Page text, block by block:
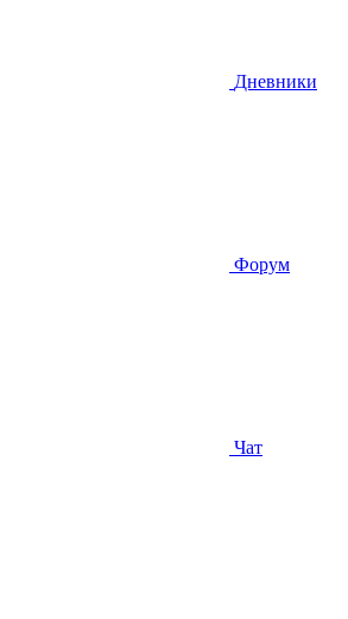
Дневники
Форум
Чат